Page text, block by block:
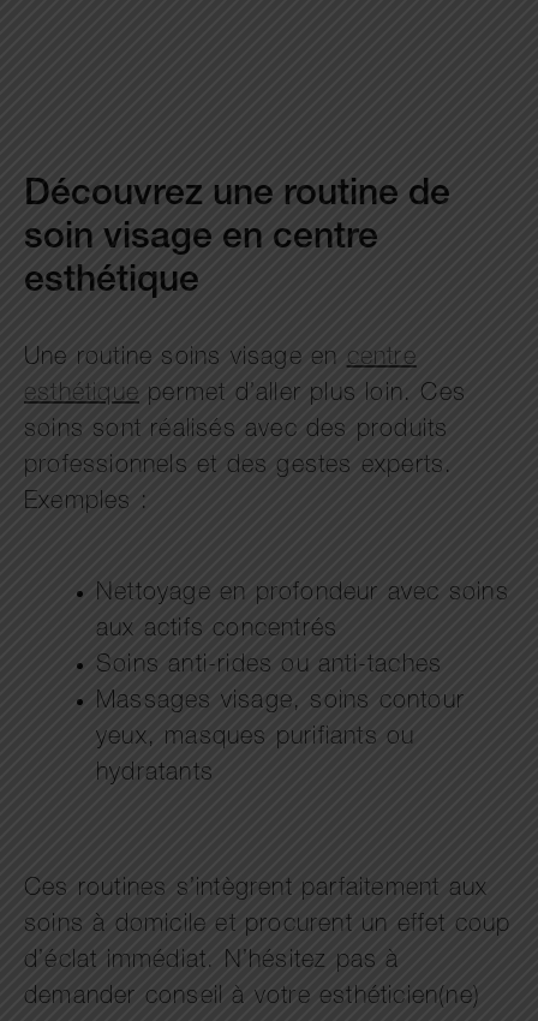
Découvrez une routine de
soin visage en centre
esthétique
Une routine soins visage encentre
esthétique permet d’aller plus loin. Ces
soins sont réalisés avec des produits
professionnels et des gestes experts.
Exemples :
Nettoyage en profondeur avec soins
aux actifs concentrés
Soins anti-rides ou anti-taches
Massages visage, soins contour
yeux, masques purifiants ou
hydratants
Ces routines s’intègrent parfaitement aux
soins à domicile et procurent un effet coup
d’éclat immédiat. N’hésitez pas à
demander conseil à votre esthéticien(ne)